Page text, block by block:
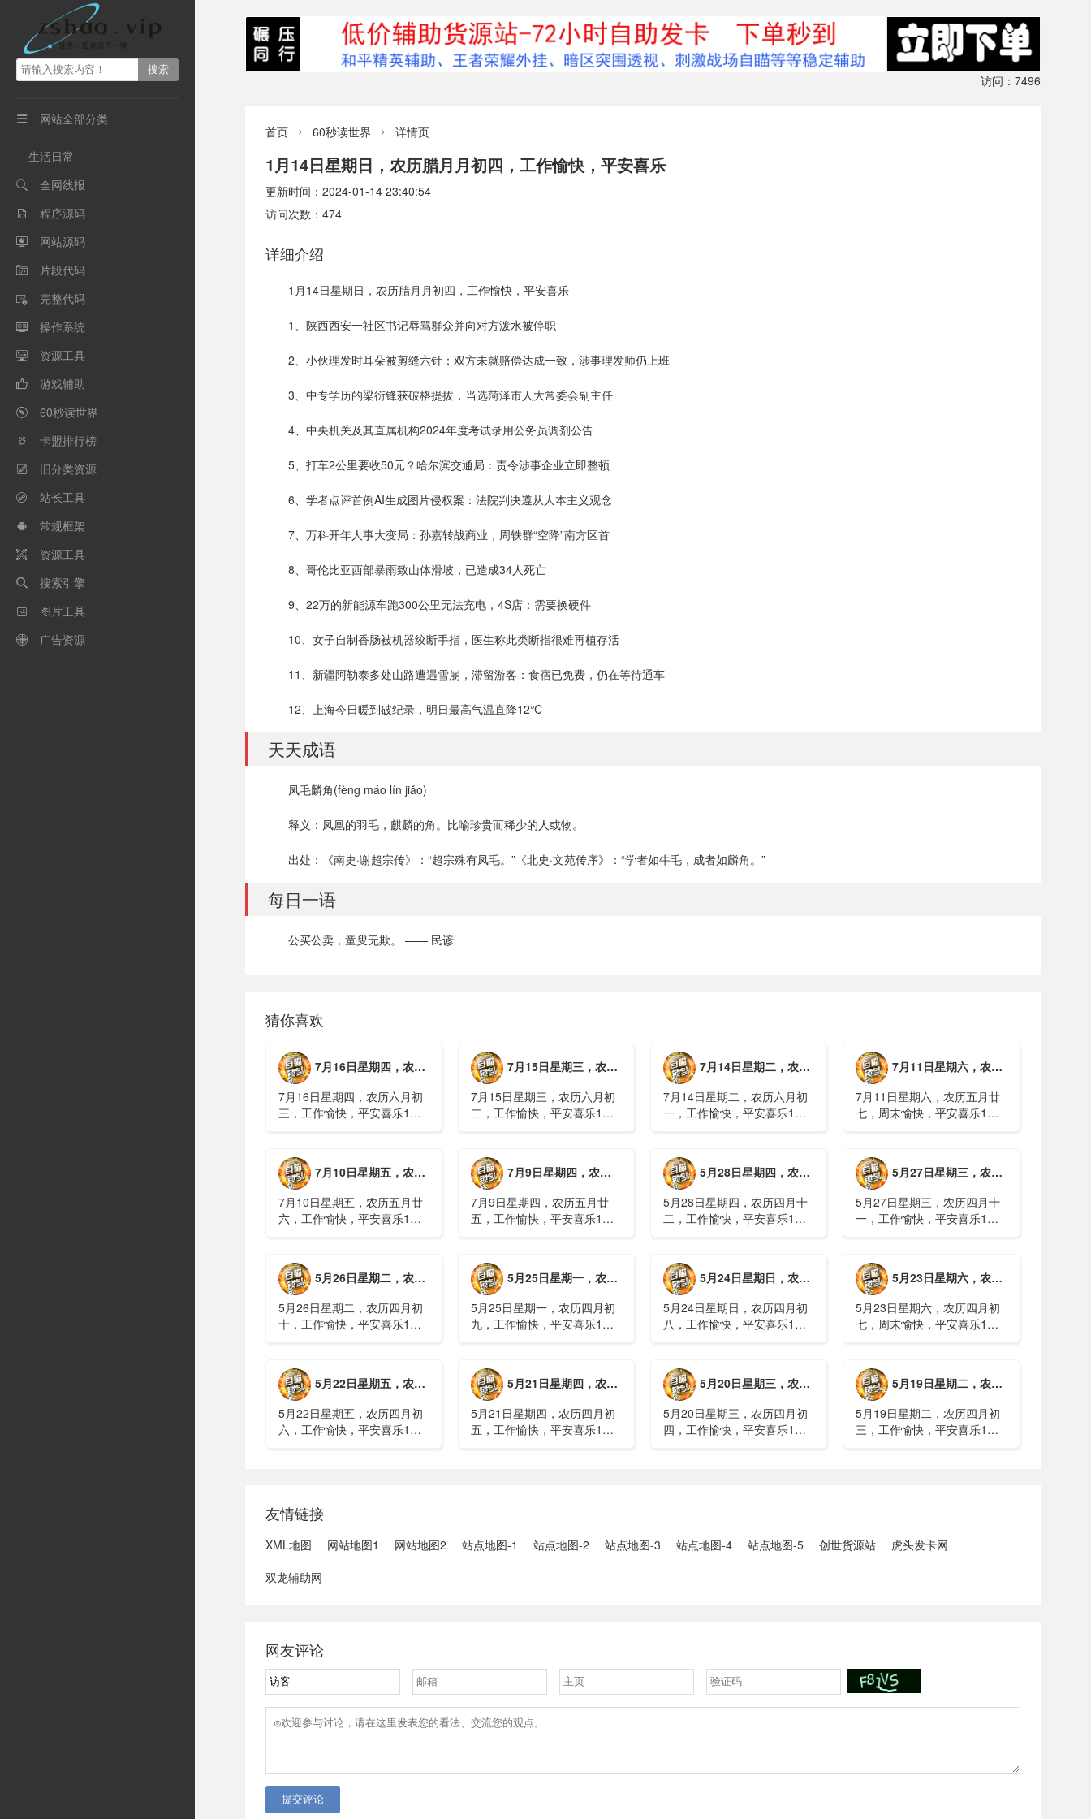
 网站全部分类
生活日常
 全网线报
 程序源码
 网站源码
 片段代码
 完整代码
 操作系统
 资源工具
 游戏辅助
 60秒读世界
 卡盟排行榜
 旧分类资源
 站长工具
 常规框架
 资源工具
 搜索引擎
 图片工具
 广告资源
访问：7496
首页  60秒读世界  详情页
1月14日星期日，农历腊月月初四，工作愉快，平安喜乐
更新时间：2024-01-14 23:40:54
访问次数：474
详细介绍
1月14日星期日，农历腊月月初四，工作愉快，平安喜乐
1、陕西西安一社区书记辱骂群众并向对方泼水被停职
2、小伙理发时耳朵被剪缝六针：双方未就赔偿达成一致，涉事理发师仍上班
3、中专学历的梁衍锋获破格提拔，当选菏泽市人大常委会副主任
4、中央机关及其直属机构2024年度考试录用公务员调剂公告
5、打车2公里要收50元？哈尔滨交通局：责令涉事企业立即整顿
6、学者点评首例AI生成图片侵权案：法院判决遵从人本主义观念
7、万科开年人事大变局：孙嘉转战商业，周轶群“空降”南方区首
8、哥伦比亚西部暴雨致山体滑坡，已造成34人死亡
9、22万的新能源车跑300公里无法充电，4S店：需要换硬件
10、女子自制香肠被机器绞断手指，医生称此类断指很难再植存活
11、新疆阿勒泰多处山路遭遇雪崩，滞留游客：食宿已免费，仍在等待通车
12、上海今日暖到破纪录，明日最高气温直降12℃
天天成语
凤毛麟角(fèng máo lín jiǎo)
释义：凤凰的羽毛，麒麟的角。比喻珍贵而稀少的人或物。
出处：《南史·谢超宗传》：“超宗殊有凤毛。”《北史·文苑传序》：“学者如牛毛，成者如麟角。”
每日一语
公买公卖，童叟无欺。 —— 民谚
猜你喜欢
7月16日星期四，农历六月初三，工作愉快，平安喜乐
7月16日星期四，农历六月初
三，工作愉快，平安喜乐1、
伊战争或升级，特朗普召集会
议讨论大规模进攻3、深圳一
商住楼加装......
7月15日星期三，农历六月初二，工作愉快，平安喜乐
7月15日星期三，农历六月初
二，工作愉快，平安喜乐1、
案2、全球首款实体瘤CAR-T
细胞治疗走向临床，上海多家
医院开......
7月14日星期二，农历六月初一，工作愉快，平安喜乐
7月14日星期二，农历六月初
一，工作愉快，平安喜乐1、
停业2、广西梧州万秀区：累
计发现登革热病例228例，已
治愈出院1......
7月11日星期六，农历五月廿七，周末愉快，平安喜乐
7月11日星期六，农历五月廿
七，周末愉快，平安喜乐1、
8000多人被困，总台记者徒步
近6小时抵达乡政府3、上海发
布海......
7月10日星期五，农历五月廿六，工作愉快，平安喜乐
7月10日星期五，农历五月廿
六，工作愉快，平安喜乐1、
山体滑坡：21名林场工人遇
难，年龄最长者近6旬3、近亿
元高标......
7月9日星期四，农历五月廿五，工作愉快，平安喜乐
7月9日星期四，农历五月廿
五，工作愉快，平安喜乐1、
家科技进步一等奖！同济大学
为纳米制造铸就“精准标尺”3、
四川宜宾高......
5月28日星期四，农历四月十二，工作愉快，平安喜乐
5月28日星期四，农历四月十
二，工作愉快，平安喜乐1、
果(金)埃博拉疫情仍处于暴发
初期，主要传播方式为体液接
触3、......
5月27日星期三，农历四月十一，工作愉快，平安喜乐
5月27日星期三，农历四月十
一，工作愉快，平安喜乐1、
2、媒体：重庆永川一村会计
打电话叫醒乡亲后失联，遗体
被找到确认遇难......
5月26日星期二，农历四月初十，工作愉快，平安喜乐
5月26日星期二，农历四月初
十，工作愉快，平安喜乐1、
15年2、神舟二十三号载人飞
船与空间站组合体完成自主快
速交会对接......
5月25日星期一，农历四月初九，工作愉快，平安喜乐
5月25日星期一，农历四月初
九，工作愉快，平安喜乐1、
接2、山洪等地质灾害风险
大，重庆永川连续暴雨已致17
人失联，1人......
5月24日星期日，农历四月初八，工作愉快，平安喜乐
5月24日星期日，农历四月初
八，工作愉快，平安喜乐1、
一煤矿爆炸已致8人死亡，井
下38人正在全力搜救3、张国
清赶赴山......
5月23日星期六，农历四月初七，周末愉快，平安喜乐
5月23日星期六，农历四月初
七，周末愉快，平安喜乐1、
常住地提供基本公共服务的实
施意见》2、珠江流域进入“龙
舟水”降雨......
5月22日星期五，农历四月初六，工作愉快，平安喜乐
5月22日星期五，农历四月初
六，工作愉快，平安喜乐1、
3、司法部：......
5月21日星期四，农历四月初五，工作愉快，平安喜乐
5月21日星期四，农历四月初
五，工作愉快，平安喜乐1、
5月20日星期三，农历四月初四，工作愉快，平安喜乐
5月20日星期三，农历四月初
四，工作愉快，平安喜乐1、
5月19日星期二，农历四月初三，工作愉快，平安喜乐
5月19日星期二，农历四月初
三，工作愉快，平安喜乐1、
友情链接
XML地图 网站地图1 网站地图2 站点地图-1 站点地图-2 站点地图-3 站点地图-4 站点地图-5 创世货源站
虎头发卡网
双龙辅助网
网友评论
提交评论